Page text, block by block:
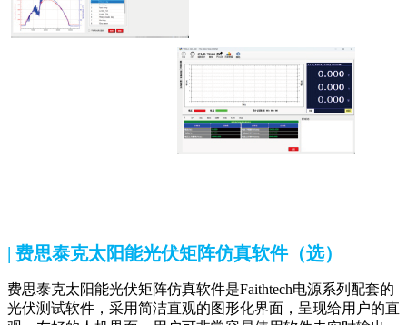
| 费思泰克太阳能光伏矩阵仿真软件（选）
费思泰克太阳能光伏矩阵仿真软件是Faithtech电源系列配套的
光伏测试软件，采用简洁直观的图形化界面，呈现给用户的直